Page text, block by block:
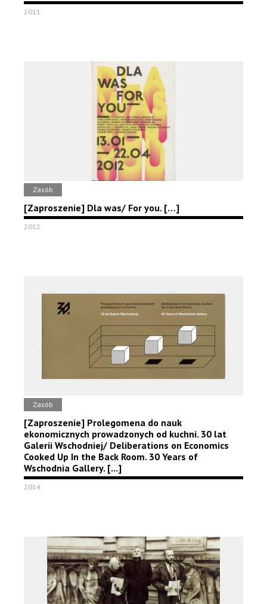
2011
Zasób
[Zaproszenie] Dla was/ For you. […]
2012
Zasób
[Zaproszenie] Prolegomena do nauk
ekonomicznych prowadzonych od kuchni. 30 lat
Galerii Wschodniej/ Deliberations on Economics
Cooked Up In the Back Room. 30 Years of
Wschodnia Gallery. [...]
2014